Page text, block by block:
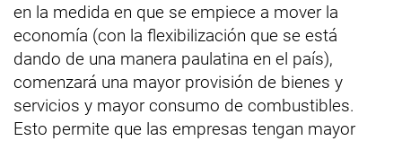
en la medida en que se empiece a mover la
economía (con la flexibilización que se está
dando de una manera paulatina en el país),
comenzará una mayor provisión de bienes y
servicios y mayor consumo de combustibles.
Esto permite que las empresas tengan mayor